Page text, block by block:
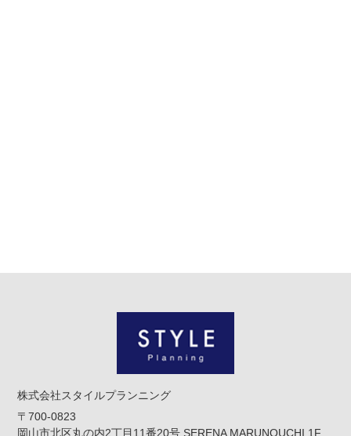
株式会社スタイルプランニング
〒700-0823
岡山市北区丸の内2丁目11番20号 SERENA MARUNOUCHI 1F